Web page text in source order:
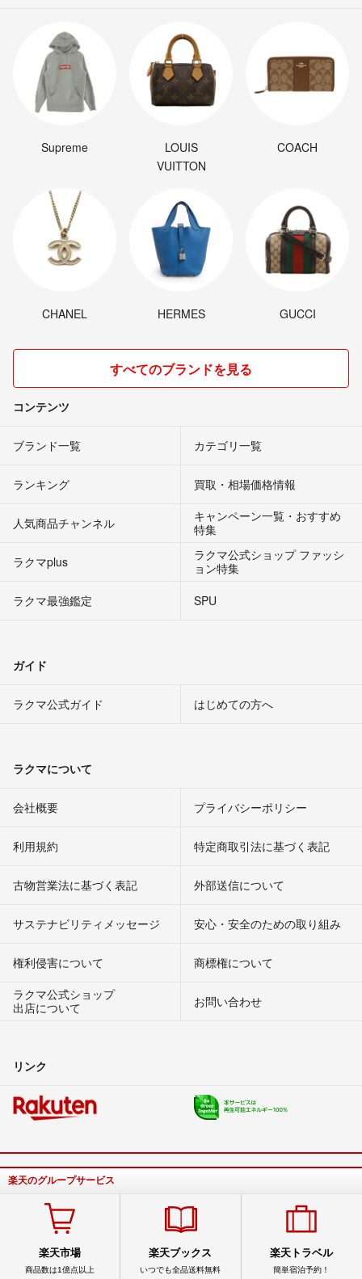
Supreme
LOUIS
VUITTON
COACH
CHANEL HERMES GUCCI
すべてのブランドを見る
コンテンツ
ブランド一覧 カテゴリ一覧
ランキング 買取・相場価格情報
人気商品チャンネル
キャンペーン一覧・おすすめ
特集
ラクマplus
ラクマ公式ショップ ファッシ
ョン特集
ラクマ最強鑑定
SPU
ガイド
ラクマ公式ガイド はじめての方へ
ラクマについて
会社概要 プライバシーポリシー
利用規約 特定商取引法に基づく表記
古物営業法に基づく表記 外部送信について
サステナビリティメッセージ 安心・安全のための取り組み
権利侵害について
商標権について
ラクマ公式ショップ
出店について
お問い合わせ
リンク
楽天のグループサービス
楽天市場
商品数は1億点以上
楽天ブックス
いつでも全品送料無料
楽天トラベル
簡単宿泊予約！